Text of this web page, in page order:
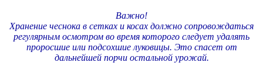
Важно!
Хранение чеснока в сетках и косах должно сопровождаться
регулярным осмотром во время которого следует удалять
проросшие или подсохшие луковицы. Это спасет от
дальнейшей порчи остальной урожай.